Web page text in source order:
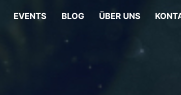
EVENTS BLOG ÜBER UNS